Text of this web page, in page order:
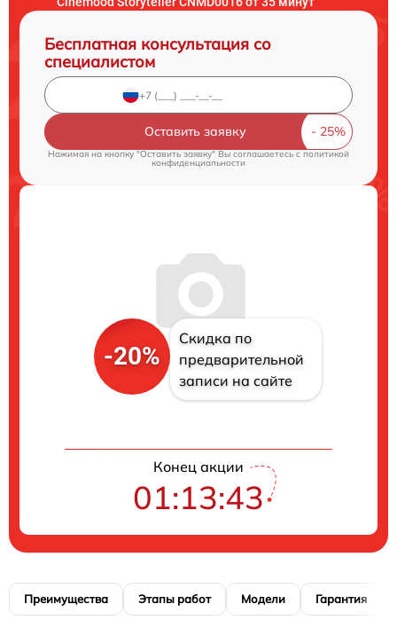
Бесплатная консультация со
специалистом
Оставить заявку
Нажимая на кнопку "Оставить заявку" Вы соглашаетесь cполитикой
конфиденциальности
-20%
Скидка по
предварительной
записи на сайте
Конец акции
01:13:42
Преимущества Этапы работ Модели Гарантия